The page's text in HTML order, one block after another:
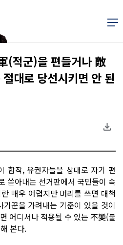
(적군)을 편들거나 敵
대로 당선시키면 안 된
합작, 유권자들을 상대로 자기 편
쏟아내는 선거판에서 국민들이 속
매우 어렵지만 머리를 쓰면 대책
꾼을 가려내는 기준이 있을 것이
어디서나 적용될 수 있는 不變(불
본다.